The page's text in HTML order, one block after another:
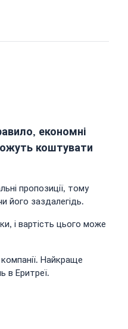
економні
коштувати
пропозиції, тому
його заздалегідь.
і вартість цього може
Найкраще
в Еритреї.